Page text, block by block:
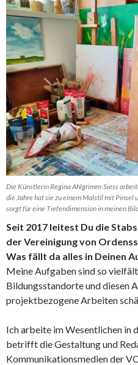
Die Künstlerin Regina Ahlgrimm-Siess
die Jahre hat sie zu einem Malstil mit Pinsel
sorgt für eine Tiefendimension in meinen
Seit 2017 leitest Du die
der Vereinigung von
Was fällt da alles in Deinen
Meine Aufgaben sind so
Bildungsstandorte und diesen
projektbezogene Arbeiten
Ich arbeite im Wesentlichen in
betrifft die Gestaltung und
Kommunikationsmedien der